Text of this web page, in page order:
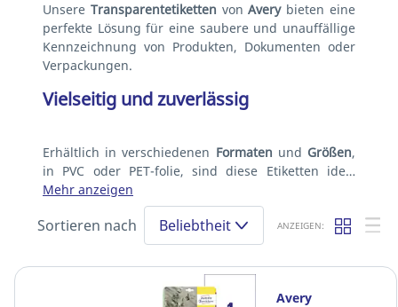
Unsere Transparentetiketten vonAverybieten eine
perfekte Lösung für eine saubere und unauffällige
Kennzeichnung von Produkten, Dokumenten oder
Verpackungen.
Vielseitig und zuverlässig
Erhältlich in verschiedenen Formaten und Größen,
in PVC oder PET-folie, sind diese Etiketten ide…
Mehr anzeigen
Sortieren nach Beliebtheit ANZEIGEN:
Avery